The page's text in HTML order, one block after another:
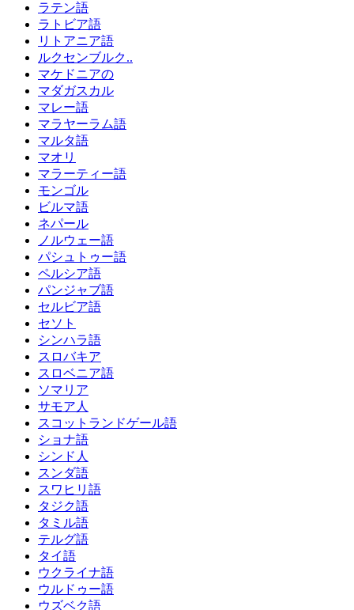
ラテン語
ラトビア語
リトアニア語
ルクセンブルク..
マケドニアの
マダガスカル
マレー語
マラヤーラム語
マルタ語
マオリ
マラーティー語
モンゴル
ビルマ語
ネパール
ノルウェー語
パシュトゥー語
ペルシア語
パンジャブ語
セルビア語
セソト
シンハラ語
スロバキア
スロベニア語
ソマリア
サモア人
スコットランドゲール語
ショナ語
シンド人
スンダ語
スワヒリ語
タジク語
タミル語
テルグ語
タイ語
ウクライナ語
ウルドゥー語
ウズベク語